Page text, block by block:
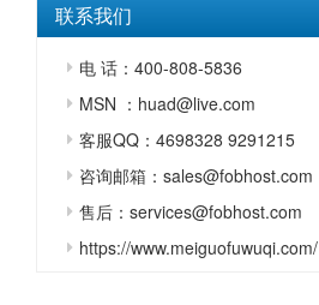
联系我们
电 话：400-808-5836
MSN ：huad@live.com
客服QQ：4698328 9291215
咨询邮箱：sales@fobhost.com
售后：services@fobhost.com
https://www.meiguofuwuqi.com/